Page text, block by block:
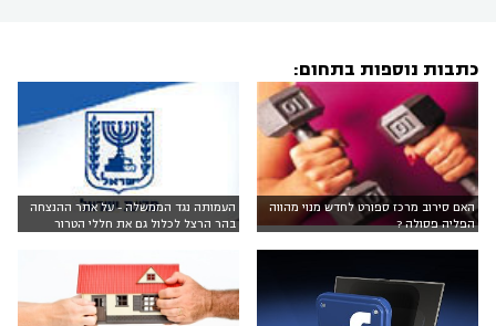
כתבות נוספות בתחום:
האם סירוב מרכז ספורט לחדש מנוי מהווה
הפליה פסולה ?
העמותה נגד הממשלה - על אתר ההנצחה
בהר הרצל לכלול גם את חללי הטרור